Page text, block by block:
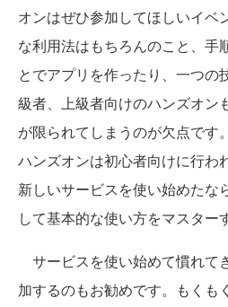
オンはぜひ参加してほしいイベ
な利用法はもちろんのこと、手
とでアプリを作ったり、一つの
級者、上級者向けのハンズオン
が限られてしまうのが欠点です
ハンズオンは初心者向けに行わ
新しいサービスを使い始めたな
して基本的な使い方をマスター
サービスを使い始めて慣れて
加するのもお勧めです。もくも